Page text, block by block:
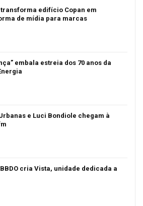
transforma edifício Copan em
de mídia para marcas
embala estreia dos 70 anos da
e Luci Bondiole chegam à
cria Vista, unidade dedicada a